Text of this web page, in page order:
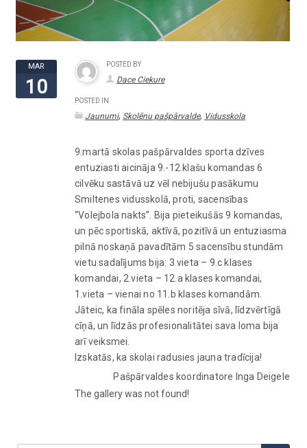
MAR
10
POSTED BY
Dace Ciekure
POSTED IN
Jaunumi, Skolēnu pašpārvalde, Vidusskola
9.martā skolas pašpārvaldes sporta dzīves
entuziasti aicināja 9.-12.klašu komandas 6
cilvēku sastāvā uz vēl nebijušu pasākumu
Smiltenes vidusskolā, proti, sacensības
“Volejbola nakts”. Bija pieteikušās 9 komandas,
un pēc sportiskā, aktīvā, pozitīvā un entuziasma
pilnā noskaņā pavadītām 5 sacensību stundām
vietu sadalījums bija: 3.vieta – 9.c klases
komandai, 2.vieta – 12.a klases komandai,
1.vieta – vienai no 11.b klases komandām.
Jāteic, ka fināla spēles noritēja sīvā, līdzvērtīgā
cīņā, un līdzās profesionalitātei sava loma bija
arī veiksmei.
Izskatās, ka skolai radusies jauna tradīcija!
Pašpārvaldes koordinatore Inga Deigele
The gallery was not found!